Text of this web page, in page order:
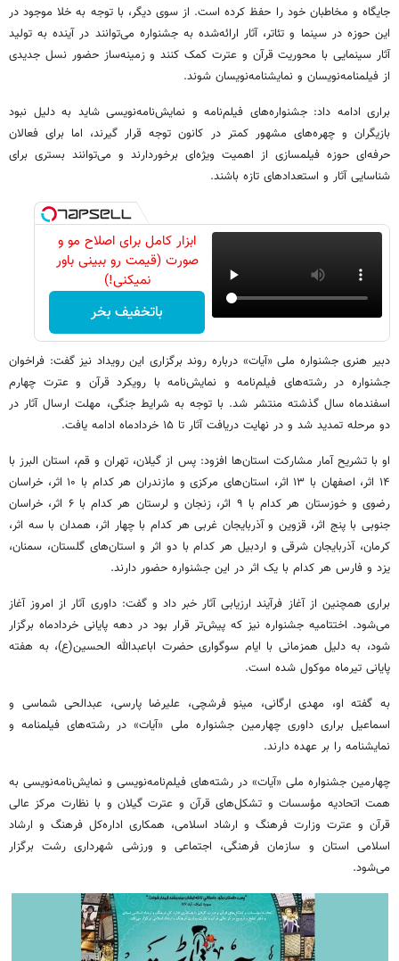
جایگاه و مخاطبان خود را حفظ کرده است. از سوی دیگر، با توجه به خلا موجود در
این حوزه در سینما و تئاتر، آثار ارائه‌شده به جشنواره می‌توانند در آینده به تولید
آثار سینمایی با محوریت قرآن و عترت کمک کنند و زمینه‌ساز حضور نسل جدیدی
از فیلمنامه‌نویسان و نمایشنامه‌نویسان شوند.
براری ادامه داد: جشنواره‌های فیلم‌نامه و نمایش‌نامه‌نویسی شاید به دلیل نبود
بازیگران و چهره‌های مشهور کمتر در کانون توجه قرار گیرند، اما برای فعالان
حرفه‌ای حوزه فیلمسازی از اهمیت ویژه‌ای برخوردارند و می‌توانند بستری برای
شناسایی آثار و استعدادهای تازه باشند.
ابزار کامل برای اصلاح مو و
صورت (قیمت رو ببینی باور
نمیکنی!)
باتخفیف بخر
دبیر هنری جشنواره ملی «آیات» درباره روند برگزاری این رویداد نیز گفت: فراخوان
جشنواره در رشته‌های فیلم‌نامه و نمایش‌نامه با رویکرد قرآن و عترت چهارم
اسفندماه سال گذشته منتشر شد. با توجه به شرایط جنگی، مهلت ارسال آثار در
دو مرحله تمدید شد و در نهایت دریافت آثار تا ۱۵ خردادماه ادامه یافت.
او با تشریح آمار مشارکت استان‌ها افزود: پس از گیلان، تهران و قم، استان البرز با
۱۴ اثر، اصفهان با ۱۳ اثر، استان‌های مرکزی و مازندران هر کدام با ۱۰ اثر، خراسان
رضوی و خوزستان هر کدام با ۹ اثر، زنجان و لرستان هر کدام با ۶ اثر، خراسان
جنوبی با پنج اثر، قزوین و آذربایجان غربی هر کدام با چهار اثر، همدان با سه اثر،
کرمان، آذربایجان شرقی و اردبیل هر کدام با دو اثر و استان‌های گلستان، سمنان،
یزد و فارس هر کدام با یک اثر در این جشنواره حضور دارند.
براری همچنین از آغاز فرآیند ارزیابی آثار خبر داد و گفت: داوری آثار از امروز آغاز
می‌شود. اختتامیه جشنواره نیز که پیش‌تر قرار بود در دهه پایانی خردادماه برگزار
شود، به دلیل همزمانی با ایام سوگواری حضرت اباعبدالله الحسین(ع)، به هفته
پایانی تیرماه موکول شده است.
به گفته او، مهدی ارگانی، مینو فرشچی، علیرضا پارسی، عبدالحی شماسی و
اسماعیل براری داوری چهارمین جشنواره ملی «آیات» در رشته‌های فیلمنامه و
نمایشنامه را بر عهده دارند.
چهارمین جشنواره ملی «آیات» در رشته‌های فیلم‌نامه‌نویسی و نمایش‌نامه‌نویسی به
همت اتحادیه مؤسسات و تشکل‌های قرآن و عترت گیلان و با نظارت مرکز عالی
قرآن و عترت وزارت فرهنگ و ارشاد اسلامی، همکاری اداره‌کل فرهنگ و ارشاد
اسلامی استان و سازمان فرهنگی، اجتماعی و ورزشی شهرداری رشت برگزار
می‌شود.